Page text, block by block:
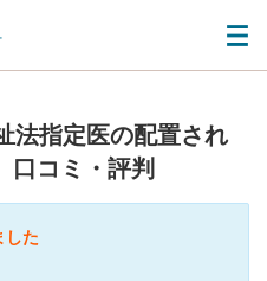
法指定医の配置され
口コミ・評判
した